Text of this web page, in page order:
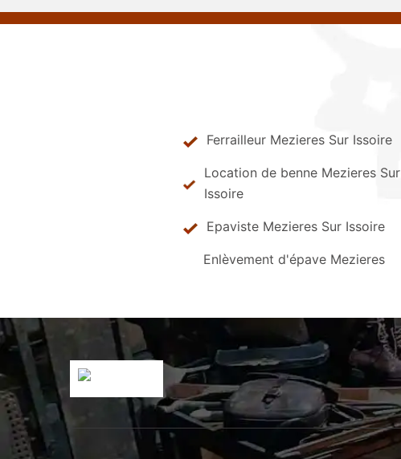
Ferrailleur Mezieres Sur Issoire
Location de benne Mezieres Sur
Issoire
Epaviste Mezieres Sur Issoire
Enlèvement d'épave Mezieres